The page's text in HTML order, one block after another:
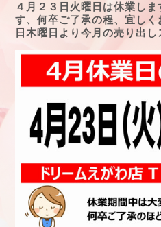
４月２３日火曜日は休業し
す、何卒ご了承の程、宜し
日木曜日より今月の売り出し